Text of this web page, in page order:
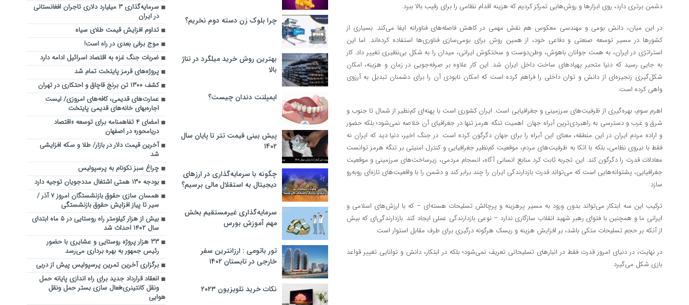
دشمن برتری دارد، روی ابزارها و روش‌هایی تمرکز کردیم که هزینه اقدام نظامی را برای رقیب بالا ببرد.
در این میان، دانش بومی و مهندسی معکوس هم نقش مهمی در کاهش فاصله‌های فناورانه ایفا می‌کند. بسیاری از
کشورها در مسیر توسعه صنعتی و دفاعی خود، از همین روش برای بومی‌سازی فناوری‌ها استفاده کرده‌اند. اما این
استراتژی در ایران، به همت جوانان باهوش، وطن‌دوست و سختکوش ایرانی، میدان را به شکل بی‌نظیری تغییر داد. کار
به جایی رسید که دنیا متحیر پهپادهای ساخت داخل ایران شد. این کار علاوه بر صرفه‌جویی در زمان و هزینه، امکان
شکل‌گیری زنجیره‌ای از دانش و توان داخلی را فراهم کرده است که امکان نابودی آن را برای دشمنان تبدیل به آرزوی
واهی کرده است.
اهرم سوم، بهره‌گیری از ظرفیت‌های سرزمینی و جغرافیایی است. ایران کشوری است با پهنه‌ای کم‌نظیر از شمال تا جنوب و
شرق و غرب و دسترسی به راهبردی‌ترین آبراه‌ جهان. اهمیت تنگه هرمز تنها در جغرافیای آن خلاصه نمی‌شود؛ بلکه حضور
و اراده مردم ایران در این منطقه، معنای این آبراه را برای جهان دگرگون کرده است. در جنگ اخیر، دنیا دید که ایران نه
فقط با نیروی نظامی، بلکه با اتکا به ظرفیت‌های مردم، موقعیت کم‌نظیر جغرافیایی و کنترل امنیتی بر تنگه هرمز توانست
معادلات قدرت را دگرگون کند. این تجربه ثابت کرد منابع انسانی آگاه، انسجام مردمی، زیرساخت‌های سرزمینی و موقعیت
جغرافیایی، پشتوانه‌هایی است که می‌تواند قدرت بازدارندگی ایران را چند برابر کند و دشمن را با واقعیت‌های تازه‌ای روبه‌رو
سازد.
ترکیب این سه ابتکار می‌تواند بدون ورود به مسیر پرهزینه و پرچالش تسلیحات هسته‌ای – که با ارزش‌های اسلامی و
ایرانی ما و همچنین با فتوای رهبر شهید انقلاب سازگاری ندارد – نوعی بازدارندگی عملی ایجاد کند. بازدارندگی‌ای که بیش
از آنکه بر حجم تسلیحات متکی باشد، بر افزایش هزینه و ریسک هرگونه درگیری برای طرف مقابل استوار است.
در نهایت، در دنیای امروز قدرت فقط در انبارهای تسلیحاتی تعریف نمی‌شود؛ بلکه در ابتکار، دانش و توانایی تغییر قواعد
بازی شکل می‌گیرد.
چرا بلوک زن دسته دوم نخریم؟
بهترین روش خرید میلگرد در تناژ
بالا
ایمپلنت دندان چیست؟
پیش بینی قیمت تتر تا پایان سال
۱۴۰۲
چگونه با سرمایه‌گذاری در ارزهای
دیجیتال به استقلال مالی برسیم؟
سرمایه‌گذاری غیرمستقیم بخش
مهم آموزش بورس
تور باتومی : ارزانترین سفر
خارجی در تابستان ۱۴۰۲
نکات خرید تلویزیون ۲۰۲۳
سرمایه‌گذاری ۳ میلیارد دلاری تاجران افغانستانی
در ایران
تداوم افزایش قیمت طلای سیاه
موج برفی بعدی در راه است!
ضربات جنگ غزه به اقتصاد اسرائیل ادامه دارد
پروژه‌های قرمز پایتخت تمام شد
کشف ۱۳۰۰ تن برنج قاچاق و احتکاری در تهران
عمارت‌های قدیمی، کافه‌های امروزی/ لیست
اجاره‌بهای خانه‌های قدیمی پایتخت
امضای ۴ تفاهمنامه برای توسعه «اقتصاد
دریامحور» در اصفهان
آخرین قیمت دلار در بازار/ طلا و سکه افزایشی
شد
چراغ سبز نکونام به پرسپولیس
بودجه ۱۳۰ همتی اشتغال مددجویان توجیه دارد
همسان سازی حقوق بازنشستگان امروز ۷ آذر /
سیر تا پیاز افزایش حقوق بازنشستگی
بیش از هزار کیلومتر راه‌ روستایی در ۵ ماه ابتدای
سال ۱۴۰۲ احداث شد
۳۳ هزار پروژه روستایی و عشایری با حضور
رئیس جمهور به بهره برداری می‌رسد
برگزاری آخرین تمرین پرسپولیس پیش از دربی
انعقاد قرارداد جدید برای راه اندازی پایانه حمل
ونقل کانتینری؛فعال سازی بستر حمل ونقل
هوایی